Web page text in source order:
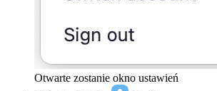
Otwarte zostanie okno ustawień